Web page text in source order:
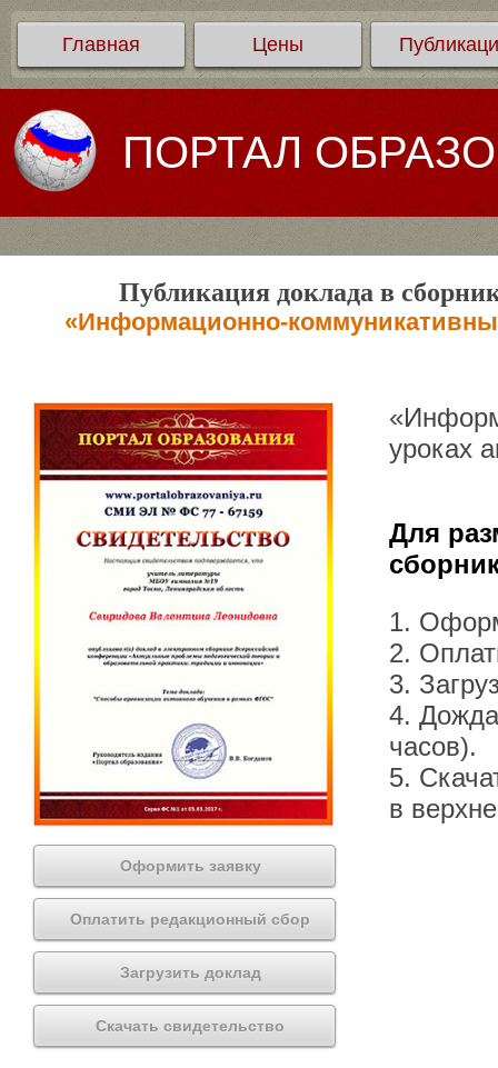
Главная Цены
ПОРТАЛ
Публикация доклада в
«Информационно-
Оформить заявку
Оплатить редакционный сбор
Загрузить доклад
Скачать свидетельство
уроках
Для
1.
2.
3.
4.
часов).
5.
в